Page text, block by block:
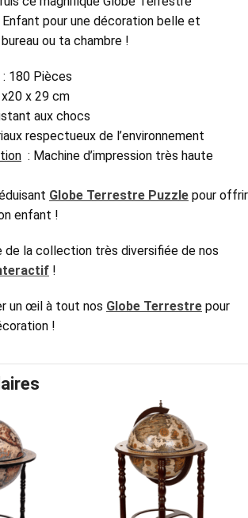
pour une décoration belle et
ou ta chambre !
: 180 Pièces
x 29 cm
aux chocs
respectueux de l’environnement
: Machine d’impression très haute
Globe Terrestre Puzzle pour offrir
enfant !
de la collection très diversifiée de nos
!
un œil à tout nos Globe Terrestre pour
!